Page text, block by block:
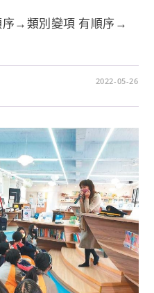
→類別變項 有順序→
2022-05-26